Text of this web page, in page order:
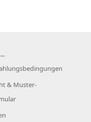
& Muster-